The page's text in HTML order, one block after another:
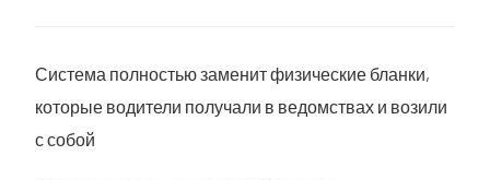
Система полностью заменит физические бланки,
которые водители получали в ведомствах и возили
с собой